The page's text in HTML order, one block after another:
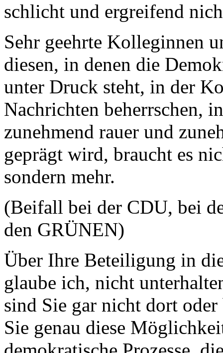
schlicht und ergreifend
Sehr geehrte Kolleginnen
diesen, in denen die
unter Druck steht, in der
Nachrichten beherrschen,
zunehmend rauer und
geprägt wird, braucht es
sondern mehr.
(Beifall bei der CDU, bei
den GRÜNEN)
Über Ihre Beteiligung in
glaube ich, nicht
sind Sie gar nicht dort
Sie genau diese